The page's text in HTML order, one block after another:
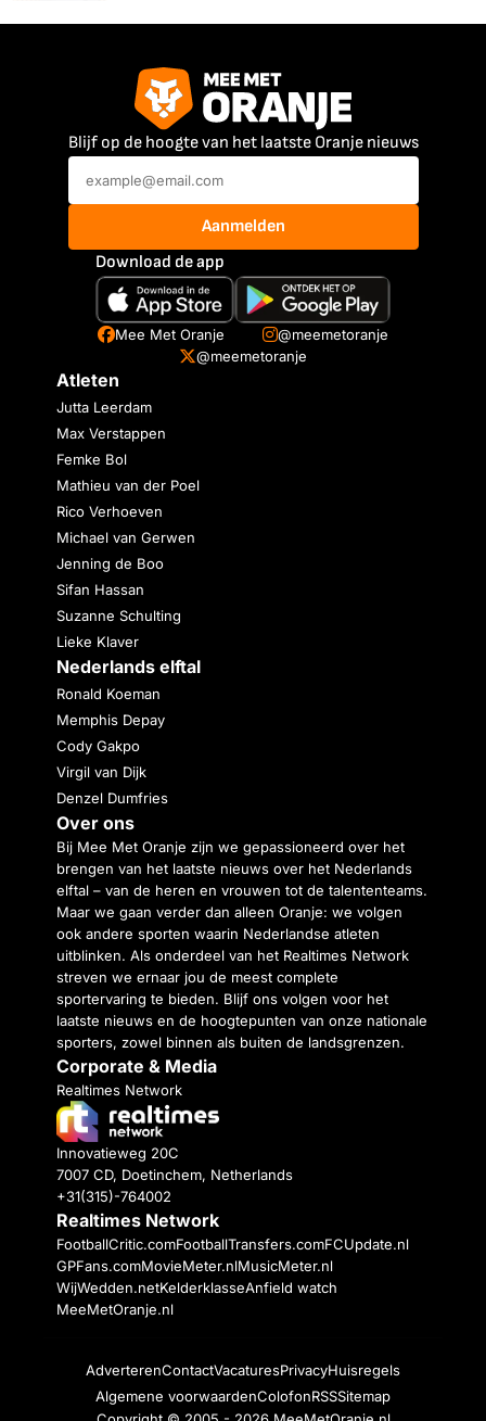
Blijf op de hoogte van het laatste Oranje nieuws
Aanmelden
Download de app
Mee Met Oranje
@meemetoranje
@meemetoranje
Atleten
Jutta Leerdam
Max Verstappen
Femke Bol
Mathieu van der Poel
Rico Verhoeven
Michael van Gerwen
Jenning de Boo
Sifan Hassan
Suzanne Schulting
Lieke Klaver
Nederlands elftal
Ronald Koeman
Memphis Depay
Cody Gakpo
Virgil van Dijk
Denzel Dumfries
Over ons
Bij Mee Met Oranje zijn we gepassioneerd over het
brengen van het laatste nieuws over het Nederlands
elftal – van de heren en vrouwen tot de talententeams.
Maar we gaan verder dan alleen Oranje: we volgen
ook andere sporten waarin Nederlandse atleten
uitblinken. Als onderdeel van het Realtimes Network
streven we ernaar jou de meest complete
sportervaring te bieden. Blijf ons volgen voor het
laatste nieuws en de hoogtepunten van onze nationale
sporters, zowel binnen als buiten de landsgrenzen.
Corporate & Media
Realtimes Network
Innovatieweg 20C
7007 CD, Doetinchem, Netherlands
+31(315)-764002
Realtimes Network
FootballCritic.comFootballTransfers.comFCUpdate.nl
GPFans.comMovieMeter.nlMusicMeter.nl
WijWedden.netKelderklasseAnfield watch
MeeMetOranje.nl
AdverterenContactVacaturesPrivacyHuisregels
Algemene voorwaardenColofonRSSSitemap